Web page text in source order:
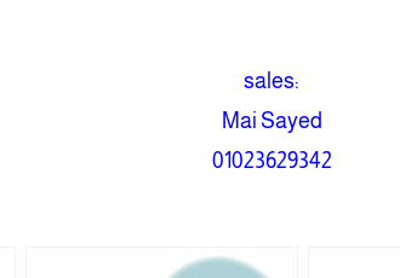
sales:
Mai Sayed
01023629342